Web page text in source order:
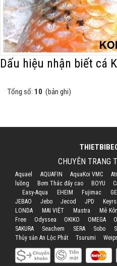
Dấu hiệu nhận biết cá
Tổng số: 10 (bản ghi)
CHUYÊN TRANG
Aquael AQUAFIN AquaKoi VMC
luồng
Bơm Thác đẩy cao BOYU
Easy-Aqua
EHEIM Fujimac
JEBAO
Jebo Jecod JPD
LONDA
MAI VIỆT Mastra Mê
Free
Odyssea OKIKO OMEGA
SAKURA
Seachem SERA Sobo
Thủy sản An Lộc Phát
Tsurumi